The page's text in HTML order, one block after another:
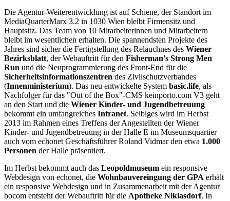
Die Agentur-Weiterentwicklung ist auf Schiene, der Standort im
MediaQuarterMarx 3.2 in 1030 Wien bleibt Firmensitz und
Hauptsitz. Das Team von 10 Mitarbeiterinnen und Mitarbeitern
bleibt im wesentlichen erhalten. Die spannendsten Projekte des
Jahres sind sicher die Fertigstellung des Relauchnes des Wiener
Bezirksblatt, der Webauftritt für den Fisherman's Strong Men
Run und die Neuprogrammierung des Front-End für die
Sicherheitsinformationszentren des Zivilschutzverbandes
(Innenministerium). Das neu entwickelte System basic.life, als
Nachfolger für das "Out of the Box"-CMS keinporto.com V3 geht
an den Start und die Wiener Kinder- und Jugendbetreuung
bekommt ein umfangreiches Intranet. Selbiges wird im Herbst
2013 im Rahmen eines Treffens der Angestellten der Wiener
Kinder- und Jugendbetreuung in der Halle E im Museumsquartier
auch vom echonet Geschäftsführer Roland Vidmar den etwa 1.000
Personen der Halle präsentiert.
Im Herbst bekommt auch das Leopoldmuseum ein responsive
Webdesign von echonet, die Wohnbauvereingung der GPA erhält
ein responsive Webdesign und in Zusammenarbeit mit der Agentur
bocom entsteht der Webauftritt für die Apotheke Niklasdorf. In